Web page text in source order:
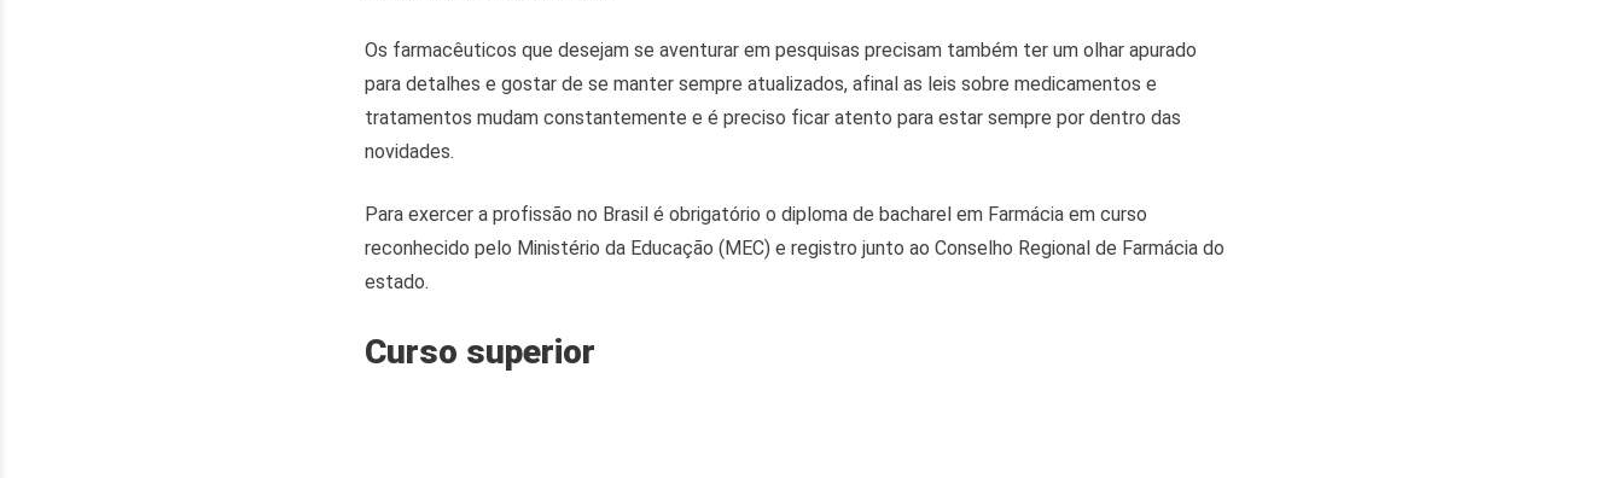
Os farmacêuticos que desejam se aventurar em pesquisas precisam também ter um olhar apurado
para detalhes e gostar de se manter sempre atualizados, afinal as leis sobre medicamentos e
tratamentos mudam constantemente e é preciso ficar atento para estar sempre por dentro das
novidades.
Para exercer a profissão no Brasil é obrigatório o diploma de bacharel em Farmácia em curso
reconhecido pelo Ministério da Educação (MEC) e registro junto ao Conselho Regional de Farmácia do
estado.
Curso superior